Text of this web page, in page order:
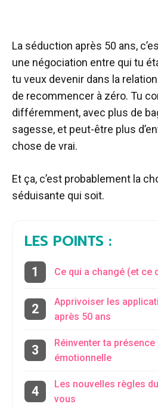
La séduction après 50 ans,
une négociation entre qui tu
tu veux devenir dans la
de recommencer à zéro. Tu
différemment, avec plus de
sagesse, et peut-être plus
chose de vrai.
Et ça, c’est probablement la
séduisante qui soit.
LES POINTS :
Ce qui a changé (et ce
Apprivoiser les
après 50 ans
Réinventer ta
émotionnelle
Les nouvelles règles
vous